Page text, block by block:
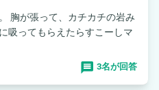
胸が張って、カチカチの岩み
吸ってもらえたらすこーしマ
3名が回答